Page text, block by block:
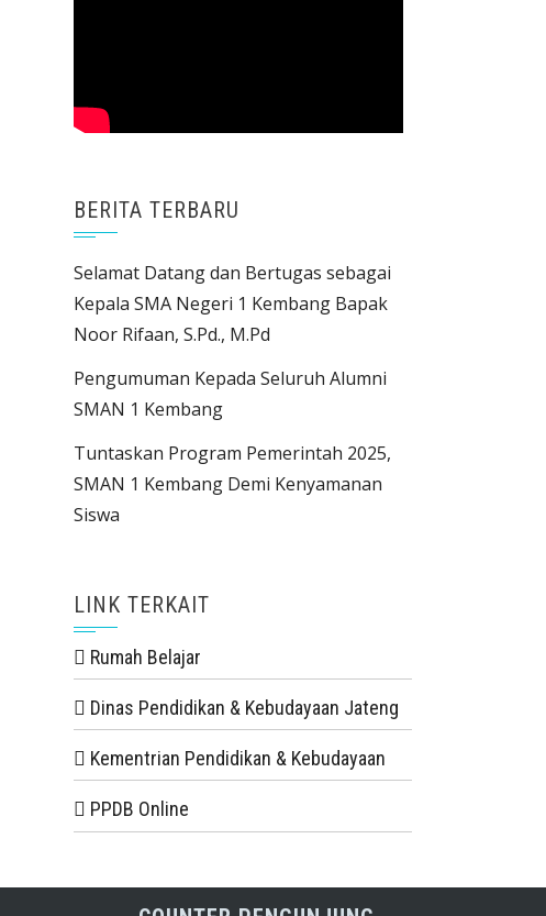
BERITA TERBARU
Selamat Datang dan Bertugas sebagai
Kepala SMA Negeri 1 Kembang Bapak
Noor Rifaan, S.Pd., M.Pd
Pengumuman Kepada Seluruh Alumni
SMAN 1 Kembang
Tuntaskan Program Pemerintah 2025,
SMAN 1 Kembang Demi Kenyamanan
Siswa
LINK TERKAIT
Rumah Belajar
Dinas Pendidikan & Kebudayaan Jateng
Kementrian Pendidikan & Kebudayaan
PPDB Online